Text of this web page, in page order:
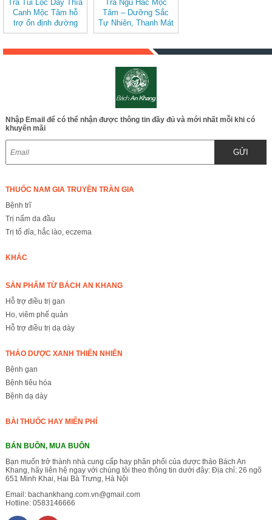
Trà Túi Lọc Dây Thìa
Canh Mộc Tâm hỗ
trợ ổn định đường
huyết
Trà Ngũ Hắc Mộc
Tâm – Dưỡng Sắc
Tự Nhiên, Thanh Mát
Dịu Nhẹ, Tốt Cho
Nhập Email để có thể nhận được thông tin đầy đủ và mới nhất mỗi khi có
khuyến mãi
GỬI
THUỐC NAM GIA TRUYỀN TRẦN GIA
Bệnh trĩ
Trị nấm da đầu
Trị tổ đỉa, hắc lào, eczema
KHÁC
SẢN PHẨM TỪ BÁCH AN KHANG
Hỗ trợ điều trị gan
Ho, viêm phế quản
Hỗ trợ điều trị dạ dày
THẢO DƯỢC XANH THIÊN NHIÊN
Bệnh gan
Bệnh tiêu hóa
Bệnh dạ dày
BÀI THUỐC HAY MIỄN PHÍ
BÁN BUÔN, MUA BUÔN
Bạn muốn trở thành nhà cung cấp hay phân phối của dược thảo Bách An
Khang, hãy liên hệ ngay với chúng tôi theo thông tin dưới đây: Địa chỉ: 26 ngõ
651 Minh Khai, Hai Bà Trưng, Hà Nội
Email: bachankhang.com.vn@gmail.com
Hotline: 0583146666